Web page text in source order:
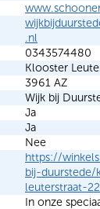
.nl
0343574480
Klooster
3961 AZ
Wijk bij
Ja
Ja
Nee
https://
bij-duurstede/
leuterstraat-
In onze